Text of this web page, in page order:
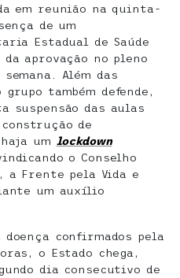
em reunião na quinta-
de um
Estadual de Saúde
da aprovação no pleno
Além das
também defende,
suspensão das aulas
de
um lockdown
o Conselho
a Frente pela Vida e
um auxílio
doença confirmados pela
o Estado chega,
dia consecutivo de